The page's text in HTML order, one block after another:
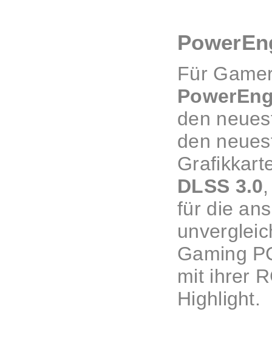
Für
den
den
DLSS 3.0
für die
Gaming
mit ihrer
Highlight.